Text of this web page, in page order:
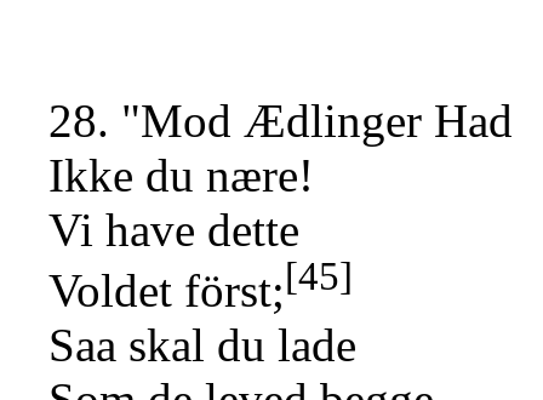
28. "Mod Ædlinger Had
Ikke du nære!
Vi have dette
Voldet först;[45]
Saa skal du lade